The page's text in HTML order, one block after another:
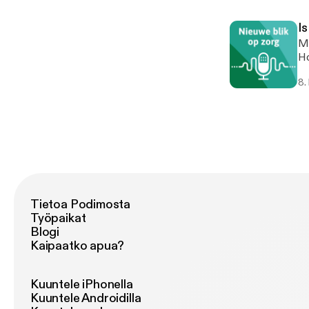
8.
Tietoa Podimosta
Työpaikat
Blogi
Kaipaatko apua?
Kuuntele iPhonella
Kuuntele Androidilla